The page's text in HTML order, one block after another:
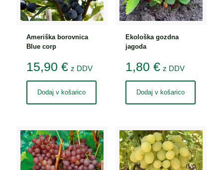
Ameriška borovnica
Blue corp
15,90 € z DDV
Dodaj v košarico
Ekološka gozdna
jagoda
1,80 € z DDV
Dodaj v košarico